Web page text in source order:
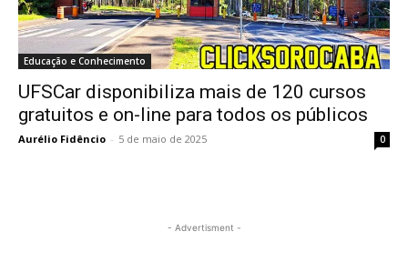
Educação e Conhecimento
UFSCar disponibiliza mais de 120 cursos
gratuitos e on-line para todos os públicos
Aurélio Fidêncio - 5 de maio de 2025 0
- Advertisment -